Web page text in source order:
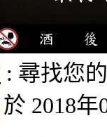
: 尋找您
於 2018年